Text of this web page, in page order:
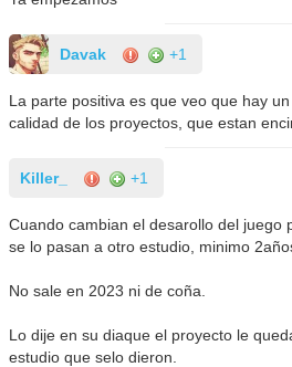
Davak +1
La parte positiva es que veo que hay
calidad de los proyectos, que estan
Killer_ +1
Cuando cambian el desarollo del juego
se lo pasan a otro estudio, minimo
No sale en 2023 ni de coña.
Lo dije en su diaque el proyecto le
estudio que selo dieron.